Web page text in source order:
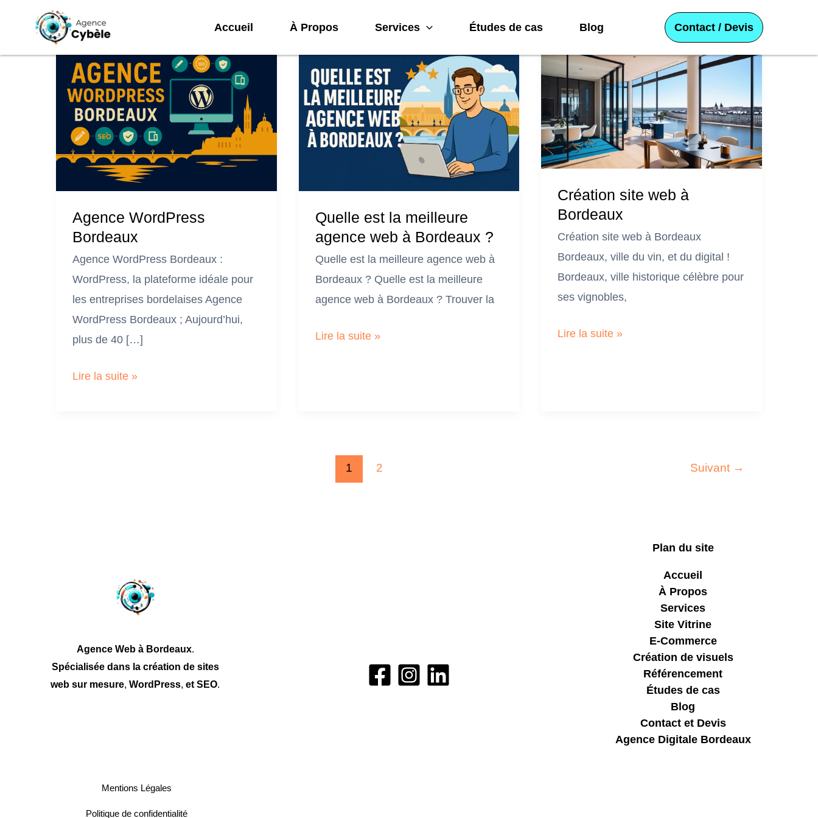
Accueil À Propos Services Études de cas Blog Contact / Devis
Agence WordPress
Bordeaux
Agence WordPress Bordeaux :
WordPress, la plateforme idéale pour
les entreprises bordelaises Agence
WordPress Bordeaux ; Aujourd’hui,
plus de 40 […]
Agence
Lire la suite »
Quelle est la meilleure
agence web à Bordeaux ?
Quelle est la meilleure agence web à
Bordeaux ? Quelle est la meilleure
agence web à Bordeaux ? Trouver la
Quelle
Bordeaux
Lire la suite »
Création site web à
Bordeaux
Création site web à Bordeaux
Bordeaux, ville du vin, et du digital !
Bordeaux, ville historique célèbre pour
ses vignobles,
Création
Lire la suite »
1 2 Suivant →
Agence Web à Bordeaux.
Spécialisée dans la création de sites
web sur mesure, WordPress, et SEO.
Plan du site
Accueil
À Propos
Services
Site Vitrine
E-Commerce
Création de visuels
Référencement
Études de cas
Blog
Contact et Devis
Agence Digitale Bordeaux
Mentions Légales
Politique de confidentialité